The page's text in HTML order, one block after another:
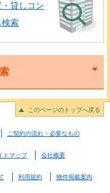
貸しコン
検索
このページのトップへ戻る
ご契約の流れ・必要なもの
トマップ 会社概要
利用規約 物件掲載案内